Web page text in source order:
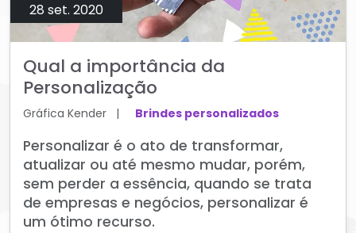
28 set. 2020
Qual a importância da
Personalização
Gráfica Kender | Brindes personalizados
Personalizar é o ato de transformar,
atualizar ou até mesmo mudar, porém,
sem perder a essência, quando se trata
de empresas e negócios, personalizar é
um ótimo recurso.